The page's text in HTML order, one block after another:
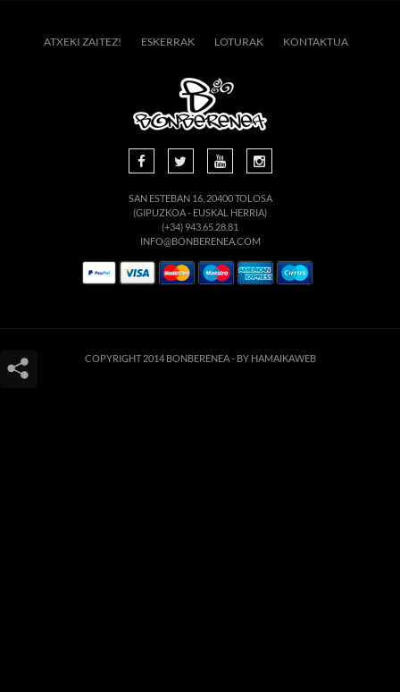
ATXEKI ZAITEZ! ESKERRAK LOTURAK KONTAKTUA
SAN ESTEBAN 16, 20400 TOLOSA
(GIPUZKOA - EUSKAL HERRIA)
(+34) 943.65.28.81
INFO@BONBERENEA.COM
COPYRIGHT 2014 BONBERENEA - BY HAMAIKAWEB